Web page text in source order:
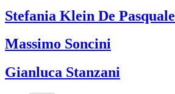
Stefania Klein De Pasquale
Massimo Soncini
Gianluca Stanzani